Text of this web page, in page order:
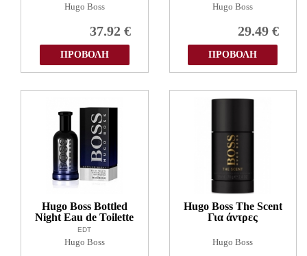
Hugo Boss
37.92 €
ΠΡΟΒΟΛΗ
Hugo Boss
29.49 €
ΠΡΟΒΟΛΗ
Hugo Boss Bottled
Night Eau de Toilette
EDT
Hugo Boss
Hugo Boss The Scent
Για άντρες
Hugo Boss